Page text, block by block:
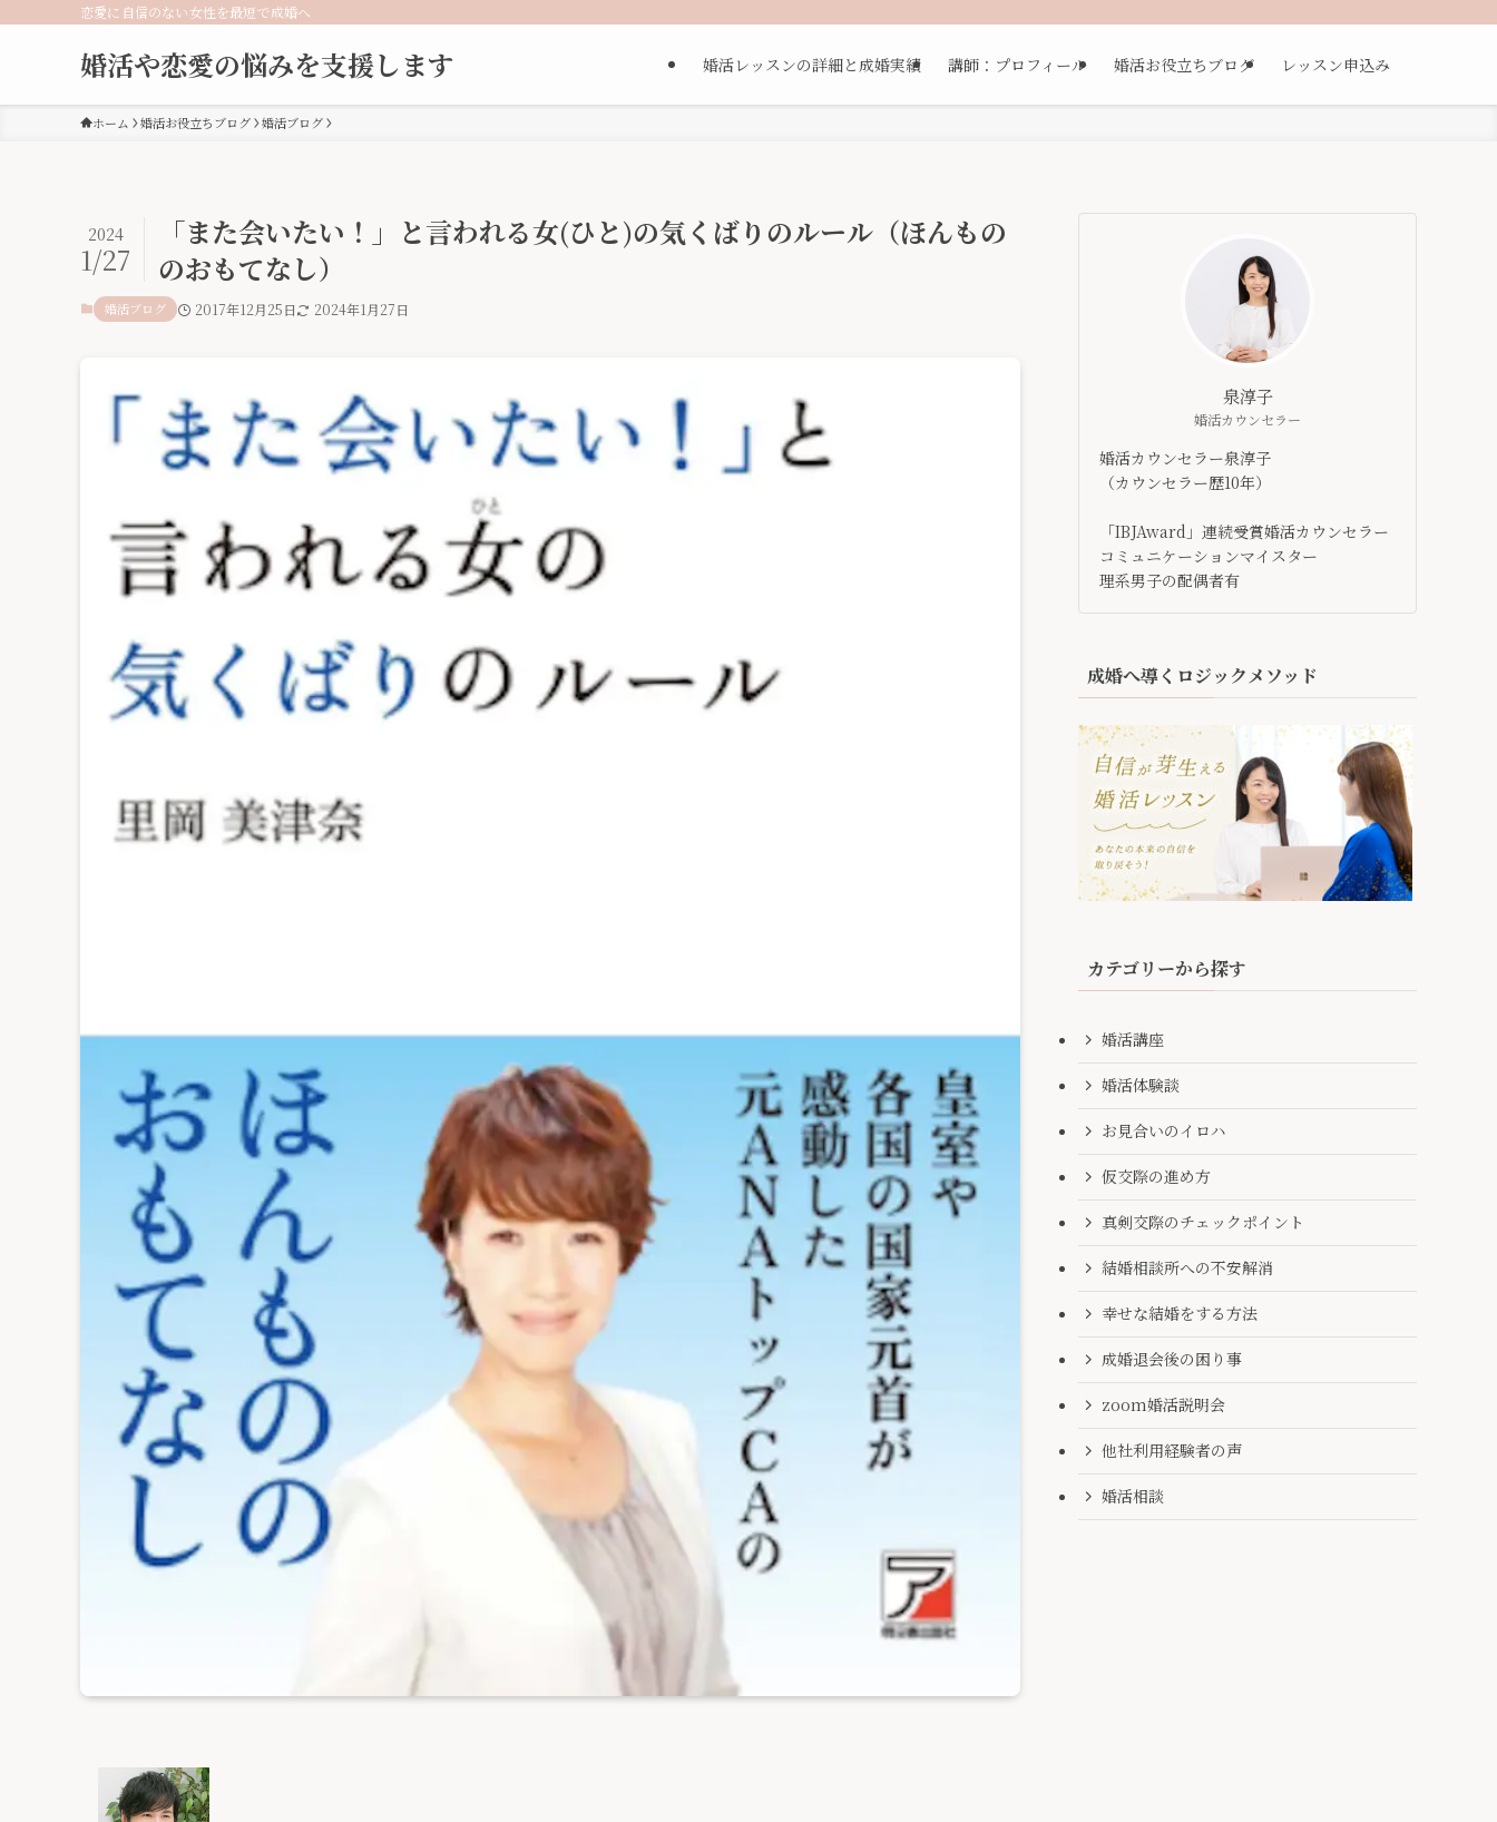
恋愛に自信のない女性を最短で成婚へ
婚活や恋愛の悩みを支援します 婚活レッスンの詳細と成婚実績 講師：プロフィール 婚活お役立ちブログ レッスン申込み
ホーム 婚活お役立ちブログ 婚活ブログ
「また会いたい！」と言われる女(ひと)の気くばりのルール（ほんもの
のおもてなし）
2024
1/27
婚活ブログ 2017年12月25日 2024年1月27日
泉淳子
婚活カウンセラー
婚活カウンセラー泉淳子
（カウンセラー歴10年）
「IBJAward」連続受賞婚活カウンセラー
コミュニケーションマイスター
理系男子の配偶者有
成婚へ導くロジックメソッド
カテゴリーから探す
婚活講座
婚活体験談
お見合いのイロハ
仮交際の進め方
真剣交際のチェックポイント
結婚相談所への不安解消
幸せな結婚をする方法
成婚退会後の困り事
zoom婚活説明会
他社利用経験者の声
婚活相談